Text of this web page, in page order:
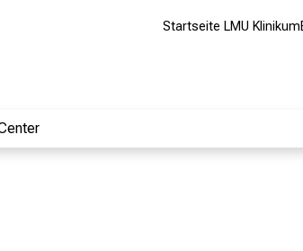
Startseite LMU Klinikum